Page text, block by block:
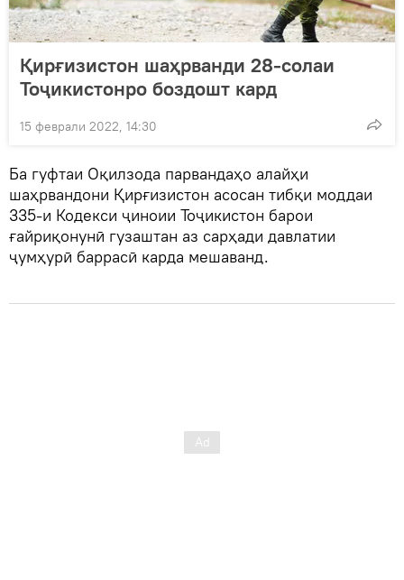
Қирғизистон шаҳрванди 28-солаи
Тоҷикистонро боздошт кард
15 феврали 2022, 14:30
Ба гуфтаи Оқилзода парвандаҳо алайҳи
шаҳрвандони Қирғизистон асосан тибқи моддаи
335-и Кодекси ҷиноии Тоҷикистон барои
ғайриқонунӣ гузаштан аз сарҳади давлатии
ҷумҳурӣ баррасӣ карда мешаванд.